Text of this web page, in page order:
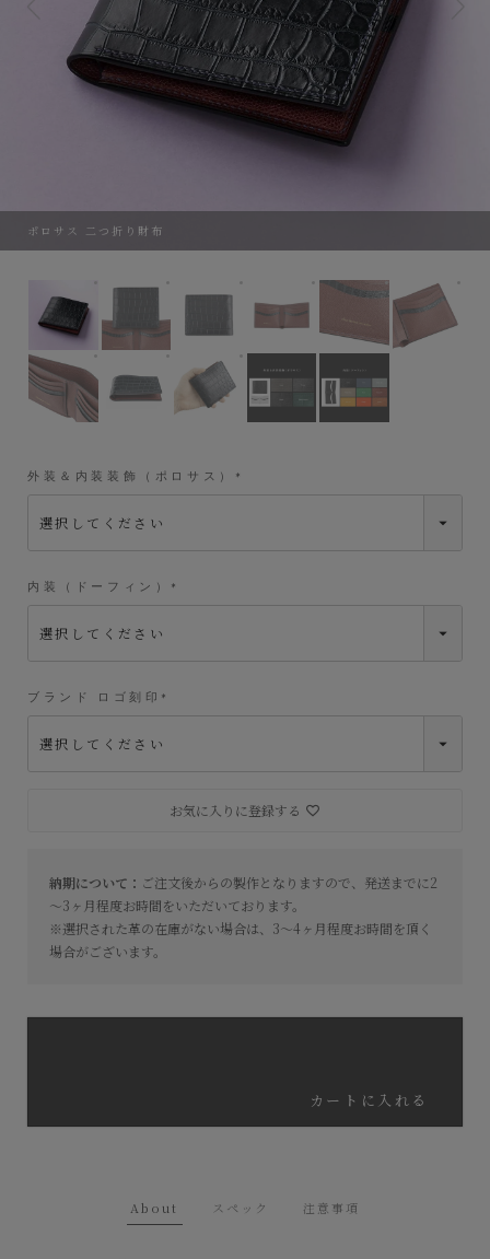
ポロサス 二つ折り財布
ポロサス 二つ折り財布外装＆内装装飾（ポロサス）：Navy、内装（
外装＆内装装飾（ポロサス）：
外装＆内装装飾（ポロサ
外装＆内装装
外装＆内装装飾（ポロサス）：Navy、内装（ドーフィン
外装＆内装装飾（ポロサス）：Navy、内装（
外装＆内装装飾（ポロサス）：
About スペック 注意事項
外装＆内装装飾（ポロサス）
内装（ドーフィン）
ブランド ロゴ刻印
須
納期について： ご注文後からの製作となりますので、発送までに2
～3ヶ月程度お時間をいただいております。
※選択された革の在庫がない場合は、3〜4ヶ月程度お時間を頂く
場合がございます。
お気に入りに登録する
カートに入れる